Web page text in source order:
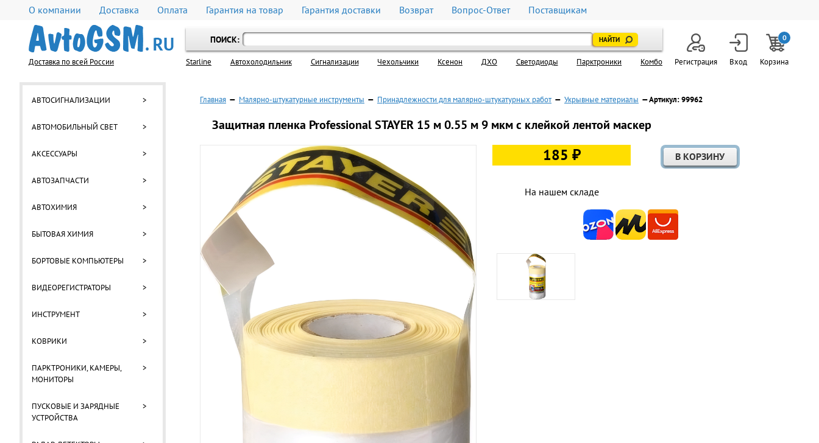
О компании Доставка Оплата Гарантия на товар Гарантия доставки Возврат Вопрос-Ответ Поставщикам
Доставка по всей России
ПОИСК:
Starline Автохолодильник Cигнализации Чехольчики Ксенон ДХО Светодиоды Парктроники Комбо Регистрация Вход
0
Корзина
АВТОСИГНАЛИЗАЦИИ >
АВТОМОБИЛЬНЫЙ СВЕТ >
АКСЕССУАРЫ >
АВТОЗАПЧАСТИ >
АВТОХИМИЯ >
БЫТОВАЯ ХИМИЯ >
БОРТОВЫЕ КОМПЬЮТЕРЫ >
ВИДЕОРЕГИСТРАТОРЫ >
ИНСТРУМЕНТ >
КОВРИКИ >
ПАРКТРОНИКИ, КАМЕРЫ,
МОНИТОРЫ
>
ПУСКОВЫЕ И ЗАРЯДНЫЕ
УСТРОЙСТВА
>
Главная — Малярно-штукатурные инструменты — Принадлежности для малярно-штукатурных работ — Укрывные материалы — Артикул: 99962
Защитная пленка Professional STAYER 15 м 0.55 м 9 мкм с клейкой лентой маскер
185 ₽
На нашем складе